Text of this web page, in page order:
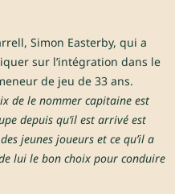
Simon Easterby, qui a
sur l’intégration dans le
de jeu de 33 ans.
de le nommer capitaine est
depuis qu’il est arrivé est
jeunes joueurs et ce qu’il a
lui le bon choix pour conduire